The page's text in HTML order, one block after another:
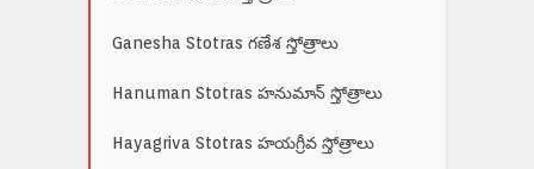
Ganesha Stotras గణేశ స్తోత్రాలు
Hanuman Stotras హనుమాన్ స్తోత్రాలు
Hayagriva Stotras హయగ్రీవ స్తోత్రాలు